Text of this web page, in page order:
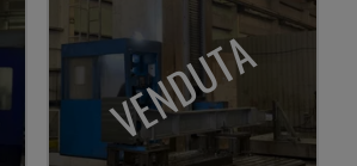
VENDUTA